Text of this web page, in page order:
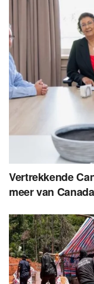
Vertrekkende
meer van